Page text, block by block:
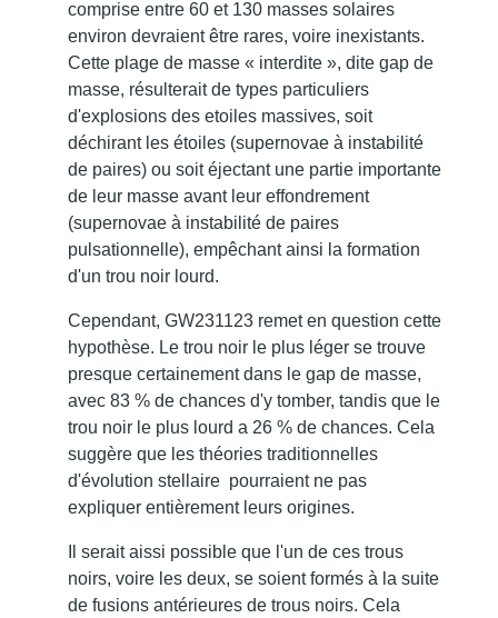
comprise entre 60 et 130 masses solaires
environ devraient être rares, voire inexistants.
Cette plage de masse « interdite », dite gap de
masse, résulterait de types particuliers
d'explosions des etoiles massives, soit
déchirant les étoiles (supernovae à instabilité
de paires) ou soit éjectant une partie importante
de leur masse avant leur effondrement
(supernovae à instabilité de paires
pulsationnelle), empêchant ainsi la formation
d'un trou noir lourd.
Cependant, GW231123 remet en question cette
hypothèse. Le trou noir le plus léger se trouve
presque certainement dans le gap de masse,
avec 83 % de chances d'y tomber, tandis que le
trou noir le plus lourd a 26 % de chances. Cela
suggère que les théories traditionnelles
d'évolution stellaire pourraient ne pas
expliquer entièrement leurs origines.
Il serait aissi possible que l'un de ces trous
noirs, voire les deux, se soient formés à la suite
de fusions antérieures de trous noirs. Cela